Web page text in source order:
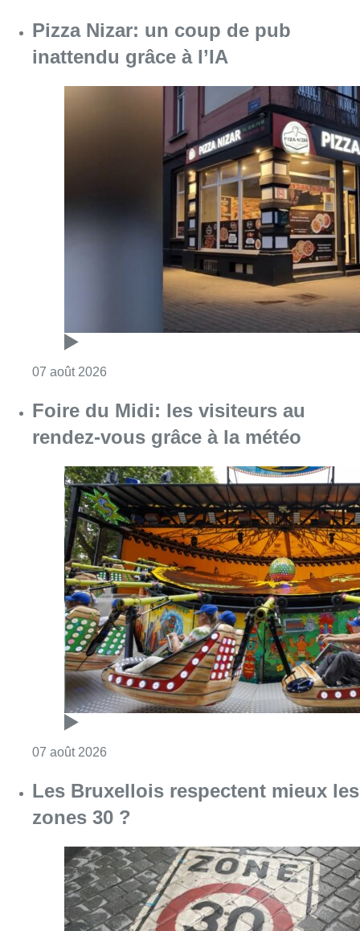
Pizza Nizar: un coup de pub
inattendu grâce à l’IA
07 août 2026
Foire du Midi: les visiteurs au
rendez-vous grâce à la météo
07 août 2026
Les Bruxellois respectent mieux les
zones 30 ?